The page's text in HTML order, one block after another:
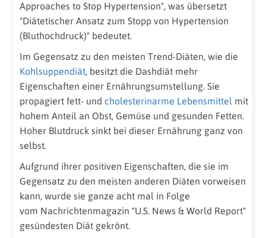
Approaches to Stop Hypertension", was übersetzt
"Diätetischer Ansatz zum Stopp von Hypertension
(Bluthochdruck)" bedeutet.
Im Gegensatz zu den meisten Trend-Diäten, wie die
Kohlsuppendiät, besitzt die Dashdiät mehr
Eigenschaften einer Ernährungsumstellung. Sie
propagiert fett- und cholesterinarme Lebensmittel mit
hohem Anteil an Obst, Gemüse und gesunden Fetten.
Hoher Blutdruck sinkt bei dieser Ernährung ganz von
selbst.
Aufgrund ihrer positiven Eigenschaften, die sie im
Gegensatz zu den meisten anderen Diäten vorweisen
kann, wurde sie ganze acht mal in Folge
vom Nachrichtenmagazin "U.S. News & World Report"
gesündesten Diät gekrönt.